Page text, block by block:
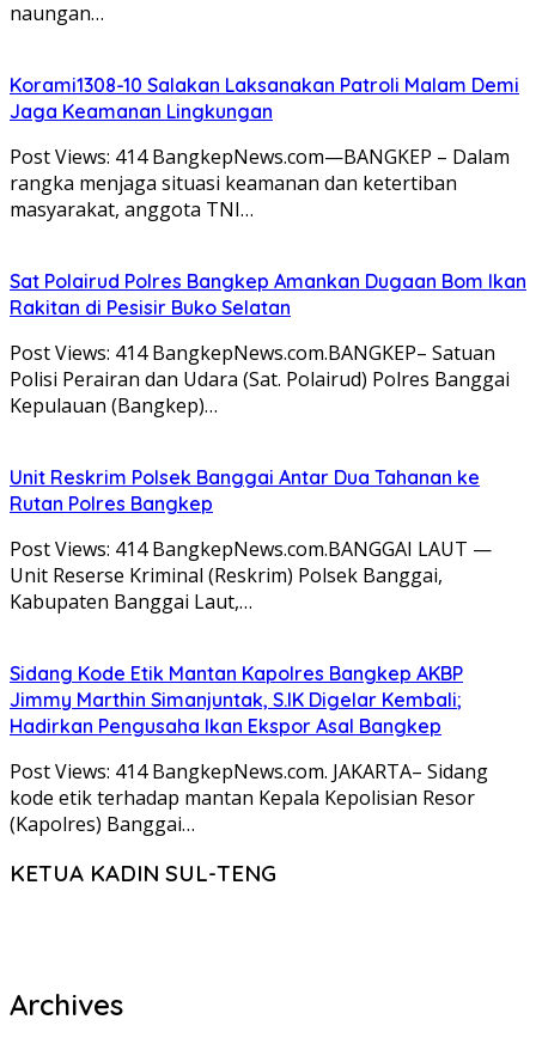
naungan…
Korami1308-10 Salakan Laksanakan Patroli Malam Demi
Jaga Keamanan Lingkungan
Post Views: 414 BangkepNews.com—BANGKEP – Dalam
rangka menjaga situasi keamanan dan ketertiban
masyarakat, anggota TNI…
Sat Polairud Polres Bangkep Amankan Dugaan Bom Ikan
Rakitan di Pesisir Buko Selatan
Post Views: 414 BangkepNews.com.BANGKEP– Satuan
Polisi Perairan dan Udara (Sat. Polairud) Polres Banggai
Kepulauan (Bangkep)…
Unit Reskrim Polsek Banggai Antar Dua Tahanan ke
Rutan Polres Bangkep
Post Views: 414 BangkepNews.com.BANGGAI LAUT —
Unit Reserse Kriminal (Reskrim) Polsek Banggai,
Kabupaten Banggai Laut,…
Sidang Kode Etik Mantan Kapolres Bangkep AKBP
Jimmy Marthin Simanjuntak, S.IK Digelar Kembali;
Hadirkan Pengusaha Ikan Ekspor Asal Bangkep
Post Views: 414 BangkepNews.com. JAKARTA– Sidang
kode etik terhadap mantan Kepala Kepolisian Resor
(Kapolres) Banggai…
KETUA KADIN SUL-TENG
Archives